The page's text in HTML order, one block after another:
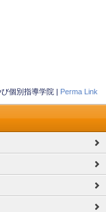
個別指導学院 | Perma Link